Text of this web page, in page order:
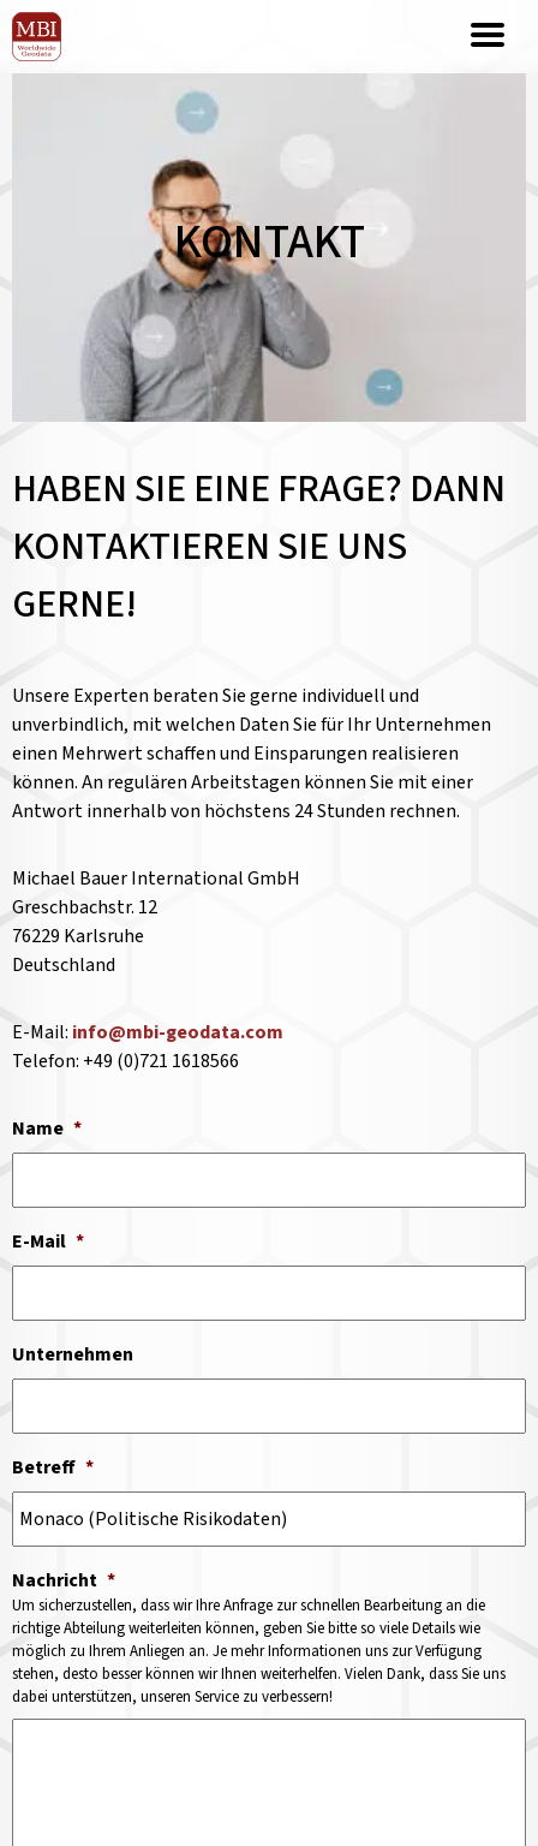
KONTAKT
HABEN SIE EINE FRAGE? DANN
KONTAKTIEREN SIE UNS
GERNE!
Unsere Experten beraten Sie gerne individuell und
unverbindlich, mit welchen Daten Sie für Ihr Unternehmen
einen Mehrwert schaffen und Einsparungen realisieren
können. An regulären Arbeitstagen können Sie mit einer
Antwort innerhalb von höchstens 24 Stunden rechnen.
Michael Bauer International GmbH
Greschbachstr. 12
76229 Karlsruhe
Deutschland
E-Mail: info@mbi-geodata.com
Telefon: +49 (0)721 1618566
Name *
E-Mail *
Unternehmen
Betreff *
Nachricht *
Um sicherzustellen, dass wir Ihre Anfrage zur schnellen Bearbeitung an die
richtige Abteilung weiterleiten können, geben Sie bitte so viele Details wie
möglich zu Ihrem Anliegen an. Je mehr Informationen uns zur Verfügung
stehen, desto besser können wir Ihnen weiterhelfen. Vielen Dank, dass Sie uns
dabei unterstützen, unseren Service zu verbessern!